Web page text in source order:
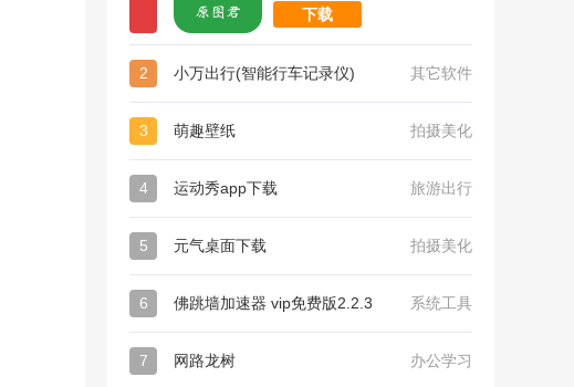
下载
2 小万出行(智能行车记录仪) 其它软件
3 萌趣壁纸 拍摄美化
4 运动秀app下载 旅游出行
5 元气桌面下载 拍摄美化
6 佛跳墙加速器 vip免费版2.2.3 系统工具
7 网路龙树 办公学习